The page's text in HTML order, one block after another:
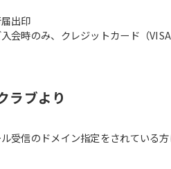
出印
会時のみ、クレジットカード（
ラブより
ル受信のドメイン指定をされてい